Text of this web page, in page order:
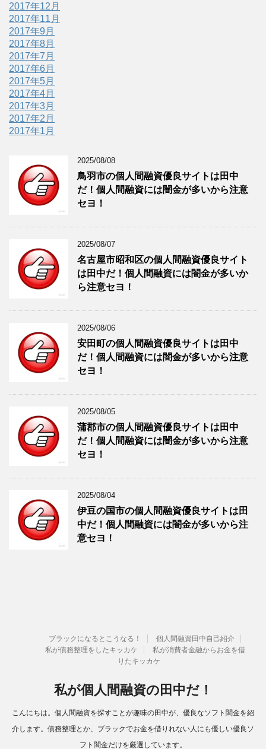
2017年12月
2017年11月
2017年9月
2017年8月
2017年7月
2017年6月
2017年5月
2017年4月
2017年3月
2017年2月
2017年1月
2025/08/08
鳥羽市の個人間融資優良サイトは田中
だ！個人間融資には闇金が多いから注意
セヨ！
2025/08/07
名古屋市昭和区の個人間融資優良サイト
は田中だ！個人間融資には闇金が多いか
ら注意セヨ！
2025/08/06
安田町の個人間融資優良サイトは田中
だ！個人間融資には闇金が多いから注意
セヨ！
2025/08/05
蒲郡市の個人間融資優良サイトは田中
だ！個人間融資には闇金が多いから注意
セヨ！
2025/08/04
伊豆の国市の個人間融資優良サイトは田
中だ！個人間融資には闇金が多いから注
意セヨ！
ブラックになるとこうなる！
個人間融資田中自己紹介
私が債務整理をしたキッカケ
私が消費者金融からお金を借
りたキッカケ
私が個人間融資の田中だ！
こんにちは。個人間融資を探すことが趣味の田中が、優良なソフト闇金を紹
介します。債務整理とか、ブラックでお金を借りれない人にも優しい優良ソ
フト闇金だけを厳選しています。